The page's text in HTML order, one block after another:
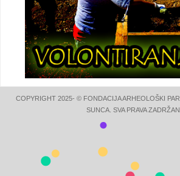
COPYRIGHT 2025- © FONDACIJA ARHEOLOŠKI
SUNCA. SVA PRAVA